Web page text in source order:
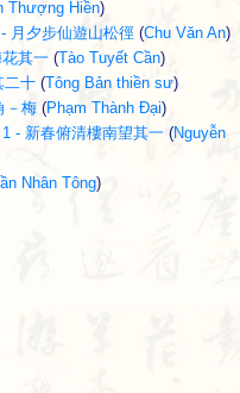
Thượng Hiền)
月夕步仙遊山松徑 (Chu Văn An)
其一 (Tào Tuyết Cần)
二十 (Tông Bản thiền sư)
－梅 (Phạm Thành Đại)
- 新春俯清樓南望其一 (Nguyễn
Nhân Tông)